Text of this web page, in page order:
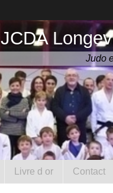
JCDA
Judo
Livre d or Contact